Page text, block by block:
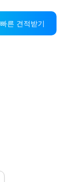
빠른 견적받기